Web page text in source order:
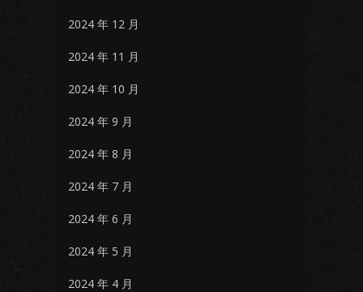
2024 年 12 月
2024 年 11 月
2024 年 10 月
2024 年 9 月
2024 年 8 月
2024 年 7 月
2024 年 6 月
2024 年 5 月
2024 年 4 月